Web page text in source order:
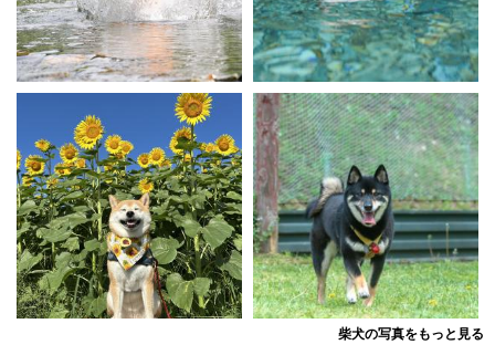
柴犬の写真をもっと見る